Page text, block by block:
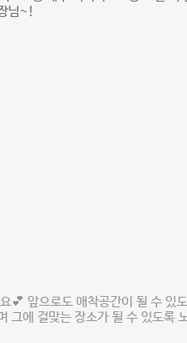
님~!
💕 앞으로도 애착공간이 될 수 있
그에 걸맞는 장소가 될 수 있도록